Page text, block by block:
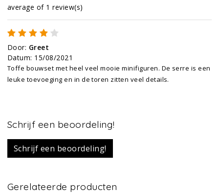
average of 1 review(s)
Door: Greet
Datum: 15/08/2021
Toffe bouwset met heel veel mooie minifiguren. De serre is een
leuke toevoeging en in de toren zitten veel details.
Schrijf een beoordeling!
Schrijf een beoordeling!
Gerelateerde producten